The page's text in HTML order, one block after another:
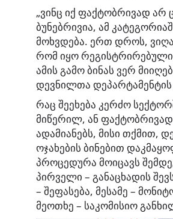
„ვინც იქ ფაქტობრივად არ
ბუნებრივია, ამ
მოხვდება. ერთ დროს,
რომ იყო
ამის გამო ბინას ვერ
დევნილთა
რაც შეეხება კერძო
მიწერილ, ან
ადამიანებს, მისი თქმით,
ოჯახების ბინებით
პროცედურა მოიცავს
პირველი – განაცხადის
– შეფასება, მესამე –
მეოთხე – საკომისიო